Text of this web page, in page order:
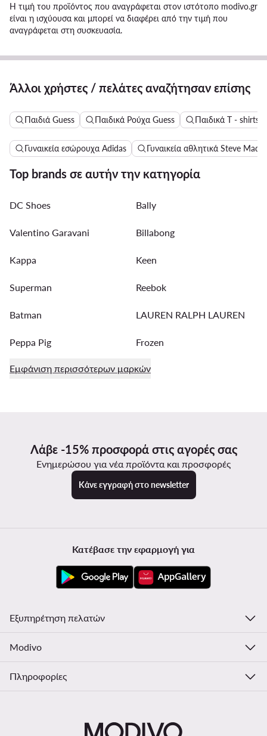
Η τιμή του προϊόντος που αναγράφεται στον ιστότοπο modivo.gr
είναι η ισχύουσα και μπορεί να διαφέρει από την τιμή που
αναγράφεται στη συσκευασία.
Άλλοι χρήστες / πελάτες αναζήτησαν επίσης
Παιδιά Guess Παιδικά Ρούχα Guess Παιδικά T - shirts
Γυναικεία εσώρουχα Adidas Γυναικεία αθλητικά Steve
Top brands σε αυτήν την κατηγορία
DC Shoes Bally
Valentino Garavani Billabong
Kappa Keen
Superman Reebok
Batman LAUREN RALPH LAUREN
Peppa Pig Frozen
Εμφάνιση περισσότερων μαρκών
Λάβε -15% προσφορά στις αγορές σας
Ενημερώσου για νέα προϊόντα και προσφορές
Κάνε εγγραφή στο newsletter
Κατέβασε την εφαρμογή για
Εξυπηρέτηση πελατών
Modivo
Πληροφορίες